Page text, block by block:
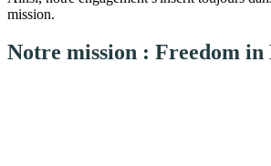
mission.
Notre mission : Freedom